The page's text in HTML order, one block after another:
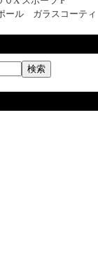
ール ガラスコーティ